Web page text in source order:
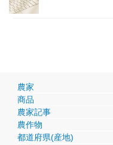
農家
商品
農家記事
農作物
都道府県(産地)